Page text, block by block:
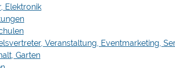
Elektronik
Veranstaltung, Eventmarketing,
Garten